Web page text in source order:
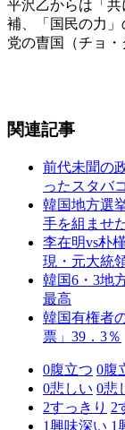
平沢乙からは「
補、「国民の力
党の曺国（チョ・
関連記事
前代未聞の
ったスタバ
韓国地方選
手を組ませ
李在明vs朴
現・元大統
韓国6・3地
最高
韓国有権者
票」39．3％
0腹立つ 0腹
0悲しい 0悲
2すっきり 2
1興味深い 1